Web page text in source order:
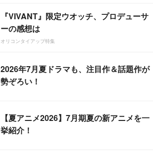
『VIVANT』限定ウオッチ、プロデューサ
ーの感想は
オリコンタイアップ特集
2026年7月夏ドラマも、注目作＆話題作が
勢ぞろい！
【夏アニメ2026】7月期夏の新アニメを一
挙紹介！